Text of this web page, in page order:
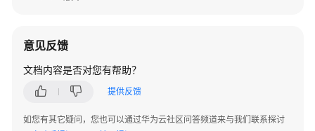
速
门
户
意见反馈
文档内容是否对您有帮助？
提供反馈
如您有其它疑问，您也可以通过华为云社区问答频道来与我们联系探讨